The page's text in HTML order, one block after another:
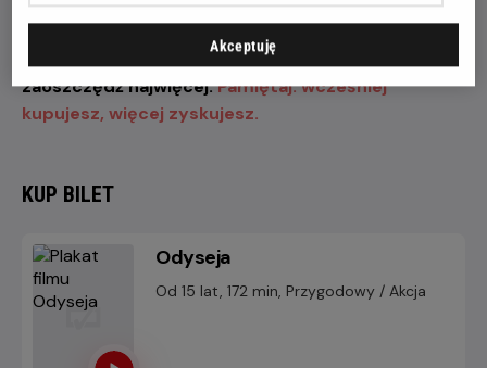
już dziś, wybierz najlepsze miejsce w sali i
zaoszczędź najwięcej.Pamiętaj: wcześniej
kupujesz, więcej zyskujesz.
KUP BILET
Odyseja
Od 15 lat, 172 min, Przygodowy / Akcja
Akceptuję